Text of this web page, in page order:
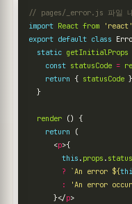
import React from
'react'
export default class
static getInitialProps
const statusCode =
return { statusCode }
}
render () {
return
(
<p>{
this . props .
?
`An error ${
:
'An error
}</p>